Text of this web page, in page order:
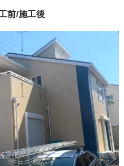
前/施工後